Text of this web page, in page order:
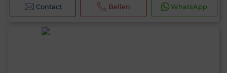
Contact Bellen WhatsApp